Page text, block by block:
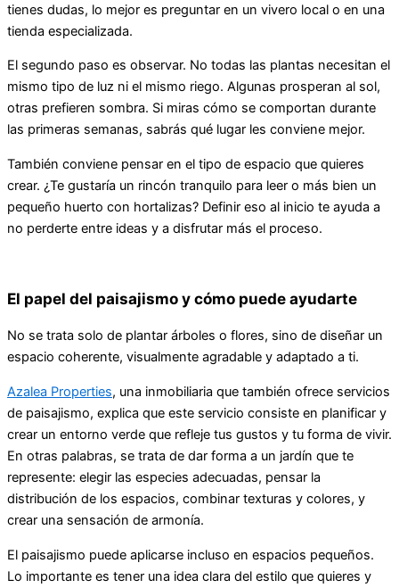
tienes dudas, lo mejor es preguntar en un vivero local o en una
tienda especializada.
El segundo paso es observar. No todas las plantas necesitan el
mismo tipo de luz ni el mismo riego. Algunas prosperan al sol,
otras prefieren sombra. Si miras cómo se comportan durante
las primeras semanas, sabrás qué lugar les conviene mejor.
También conviene pensar en el tipo de espacio que quieres
crear. ¿Te gustaría un rincón tranquilo para leer o más bien un
pequeño huerto con hortalizas? Definir eso al inicio te ayuda a
no perderte entre ideas y a disfrutar más el proceso.
El papel del paisajismo y cómo puede ayudarte
No se trata solo de plantar árboles o flores, sino de diseñar un
espacio coherente, visualmente agradable y adaptado a ti.
Azalea Properties, una inmobiliaria que también ofrece servicios
de paisajismo, explica que este servicio consiste en planificar y
crear un entorno verde que refleje tus gustos y tu forma de vivir.
En otras palabras, se trata de dar forma a un jardín que te
represente: elegir las especies adecuadas, pensar la
distribución de los espacios, combinar texturas y colores, y
crear una sensación de armonía.
El paisajismo puede aplicarse incluso en espacios pequeños.
Lo importante es tener una idea clara del estilo que quieres y